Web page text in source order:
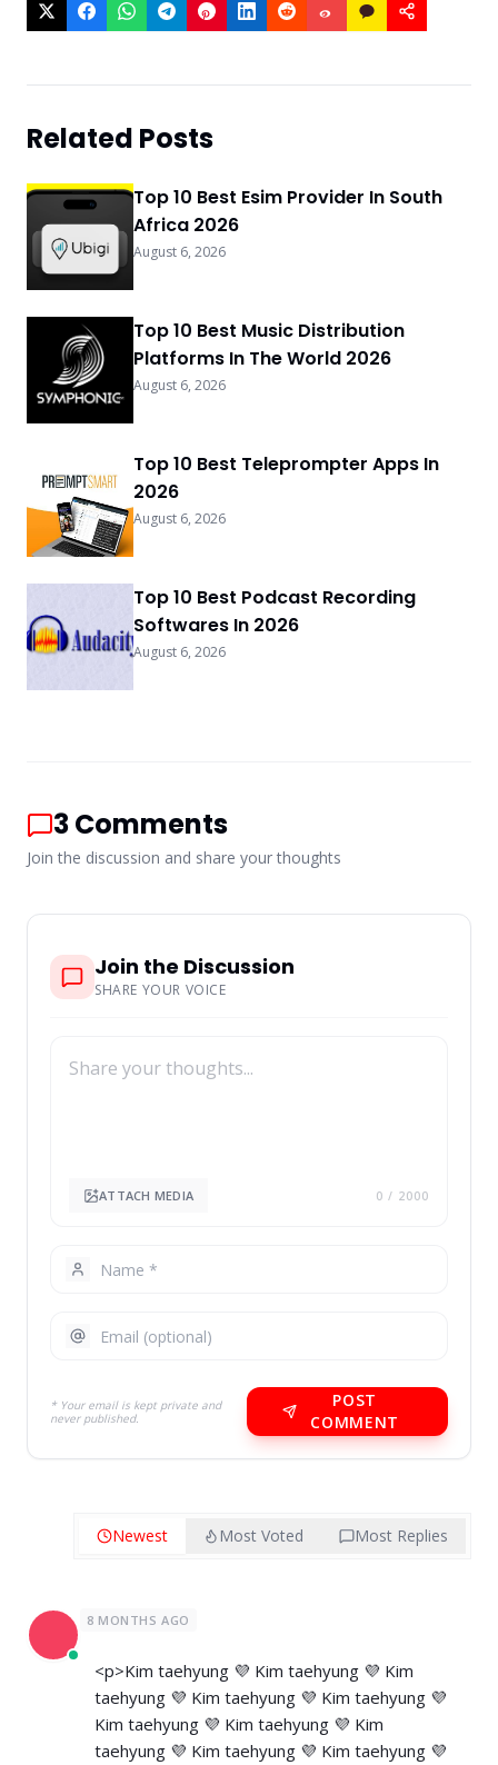
Related Posts
Top 10 Best Esim Provider In South
Africa 2026
August 6, 2026
Top 10 Best Music Distribution
Platforms In The World 2026
August 6, 2026
Top 10 Best Teleprompter Apps In
2026
August 6, 2026
Top 10 Best Podcast Recording
Softwares In 2026
August 6, 2026
3Comments
Join the discussion and share your thoughts
Join the Discussion
SHARE YOUR VOICE
ATTACH MEDIA 0 / 2000
* Your email is kept private and
never published.
POST
COMMENT
Newest Most Voted Most Replies
8 MONTHS AGO
<p>Kim taehyung 💜 Kim taehyung 💜 Kim
taehyung 💜 Kim taehyung 💜 Kim taehyung 💜
Kim taehyung 💜 Kim taehyung 💜 Kim
taehyung 💜 Kim taehyung 💜 Kim taehyung 💜